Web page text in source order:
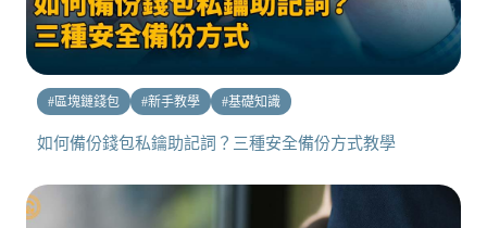
#區塊鏈錢包 #新手教學 #基礎知識
如何備份錢包私鑰助記詞？三種安全備份方式教學